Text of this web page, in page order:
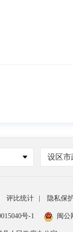
设区市
评比统计 隐私保
号-1 闽公